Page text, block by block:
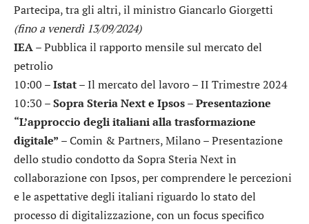
Partecipa, tra gli altri, il ministro Giancarlo Giorgetti
(fino a venerdì 13/09/2024)
IEA– Pubblica il rapporto mensile sul mercato del
petrolio
10:00 –Istat– Il mercato del lavoro – II Trimestre 2024
10:30 –Sopra Steria Next e Ipsos – Presentazione
“L’approccio degli italiani alla trasformazione
digitale” – Comin & Partners, Milano – Presentazione
dello studio condotto da Sopra Steria Next in
collaborazione con Ipsos, per comprendere le percezioni
e le aspettative degli italiani riguardo lo stato del
processo di digitalizzazione, con un focus specifico